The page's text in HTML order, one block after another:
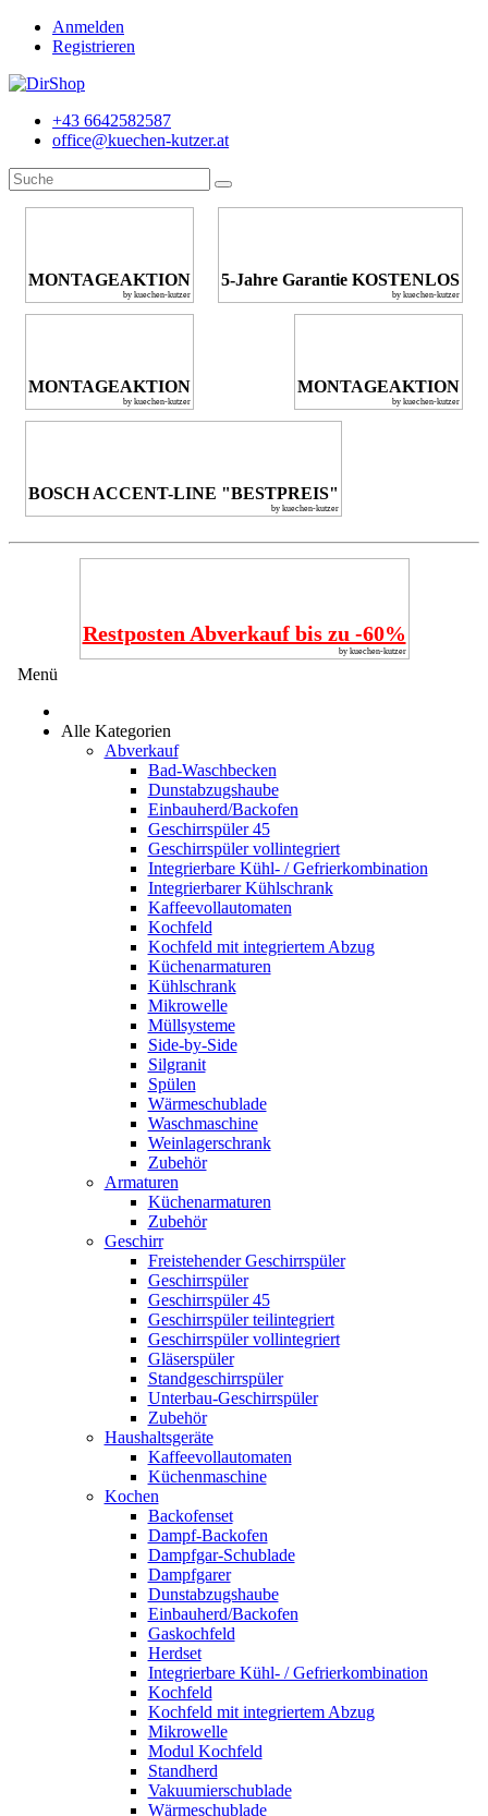
Anmelden
Registrieren
+43 6642582587
office@kuechen-kutzer.at
MONTAGEAKTION
by kuechen-kutzer
5-Jahre Garantie KOSTENLOS
by kuechen-kutzer
MONTAGEAKTION
by kuechen-kutzer
MONTAGEAKTION
by kuechen-kutzer
BOSCH ACCENT-LINE "BESTPREIS"
by kuechen-kutzer
Restposten Abverkauf bis zu -60%
by kuechen-kutzer
Menü
Alle Kategorien
Abverkauf
Bad-Waschbecken
Dunstabzugshaube
Einbauherd/Backofen
Geschirrspüler 45
Geschirrspüler vollintegriert
Integrierbare Kühl- / Gefrierkombination
Integrierbarer Kühlschrank
Kaffeevollautomaten
Kochfeld
Kochfeld mit integriertem Abzug
Küchenarmaturen
Kühlschrank
Mikrowelle
Müllsysteme
Side-by-Side
Silgranit
Spülen
Wärmeschublade
Waschmaschine
Weinlagerschrank
Zubehör
Armaturen
Küchenarmaturen
Zubehör
Geschirr
Freistehender Geschirrspüler
Geschirrspüler
Geschirrspüler 45
Geschirrspüler teilintegriert
Geschirrspüler vollintegriert
Gläserspüler
Standgeschirrspüler
Unterbau-Geschirrspüler
Zubehör
Haushaltsgeräte
Kaffeevollautomaten
Küchenmaschine
Kochen
Backofenset
Dampf-Backofen
Dampfgar-Schublade
Dampfgarer
Dunstabzugshaube
Einbauherd/Backofen
Gaskochfeld
Herdset
Integrierbare Kühl- / Gefrierkombination
Kochfeld
Kochfeld mit integriertem Abzug
Mikrowelle
Modul Kochfeld
Standherd
Vakuumierschublade
Wärmeschublade